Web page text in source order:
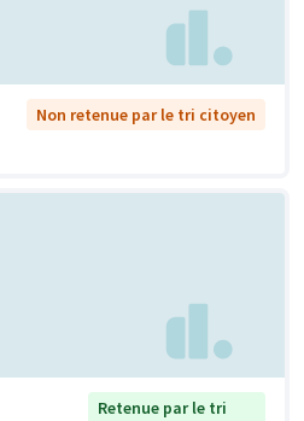
Non retenue par le tri citoyen
Retenue par le tri